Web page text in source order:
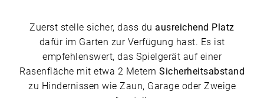
Zuerst stelle sicher, dass du ausreichend Platz
dafür im Garten zur Verfügung hast. Es ist
empfehlenswert, das Spielgerät auf einer
Rasenfläche mit etwa 2 Metern Sicherheitsabstand
zu Hindernissen wie Zaun, Garage oder Zweige